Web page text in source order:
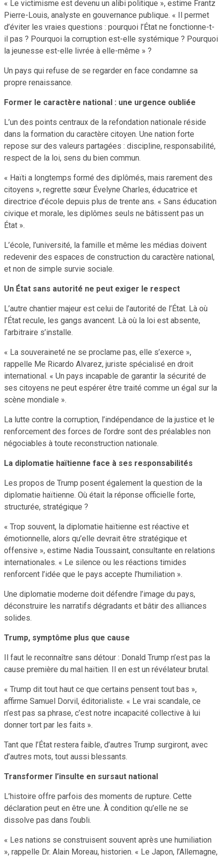
« Le victimisme est devenu un alibi politique », estime Frantz
Pierre-Louis, analyste en gouvernance publique. « Il permet
d’éviter les vraies questions : pourquoi l’État ne fonctionne-t-
il pas ? Pourquoi la corruption est-elle systémique ? Pourquoi
la jeunesse est-elle livrée à elle-même » ?
Un pays qui refuse de se regarder en face condamne sa
propre renaissance.
Former le caractère national : une urgence oubliée
L’un des points centraux de la refondation nationale réside
dans la formation du caractère citoyen. Une nation forte
repose sur des valeurs partagées : discipline, responsabilité,
respect de la loi, sens du bien commun.
« Haïti a longtemps formé des diplômés, mais rarement des
citoyens », regrette sœur Évelyne Charles, éducatrice et
directrice d’école depuis plus de trente ans. « Sans éducation
civique et morale, les diplômes seuls ne bâtissent pas un
État ».
L’école, l’université, la famille et même les médias doivent
redevenir des espaces de construction du caractère national,
et non de simple survie sociale.
Un État sans autorité ne peut exiger le respect
L’autre chantier majeur est celui de l’autorité de l’État. Là où
l’État recule, les gangs avancent. Là où la loi est absente,
l’arbitraire s’installe.
« La souveraineté ne se proclame pas, elle s’exerce »,
rappelle Me Ricardo Alvarez, juriste spécialisé en droit
international. « Un pays incapable de garantir la sécurité de
ses citoyens ne peut espérer être traité comme un égal sur la
scène mondiale ».
La lutte contre la corruption, l’indépendance de la justice et le
renforcement des forces de l’ordre sont des préalables non
négociables à toute reconstruction nationale.
La diplomatie haïtienne face à ses responsabilités
Les propos de Trump posent également la question de la
diplomatie haïtienne. Où était la réponse officielle forte,
structurée, stratégique ?
« Trop souvent, la diplomatie haïtienne est réactive et
émotionnelle, alors qu’elle devrait être stratégique et
offensive », estime Nadia Toussaint, consultante en relations
internationales. « Le silence ou les réactions timides
renforcent l’idée que le pays accepte l’humiliation ».
Une diplomatie moderne doit défendre l’image du pays,
déconstruire les narratifs dégradants et bâtir des alliances
solides.
Trump, symptôme plus que cause
Il faut le reconnaître sans détour : Donald Trump n’est pas la
cause première du mal haïtien. Il en est un révélateur brutal.
« Trump dit tout haut ce que certains pensent tout bas »,
affirme Samuel Dorvil, éditorialiste. « Le vrai scandale, ce
n’est pas sa phrase, c’est notre incapacité collective à lui
donner tort par les faits ».
Tant que l’État restera faible, d’autres Trump surgiront, avec
d’autres mots, tout aussi blessants.
Transformer l’insulte en sursaut national
L’histoire offre parfois des moments de rupture. Cette
déclaration peut en être une. À condition qu’elle ne se
dissolve pas dans l’oubli.
« Les nations se construisent souvent après une humiliation
», rappelle Dr. Alain Moreau, historien. « Le Japon, l’Allemagne,